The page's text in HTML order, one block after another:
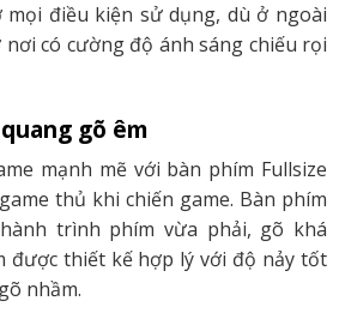
điều kiện sử dụng, dù ở ngoài
có cường độ ánh sáng chiếu rọi
gõ êm
mạnh mẽ với bàn phím Fullsize
thủ khi chiến game. Bàn phím
trình phím vừa phải, gõ khá
được thiết kế hợp lý với độ nảy tốt
nhầm.